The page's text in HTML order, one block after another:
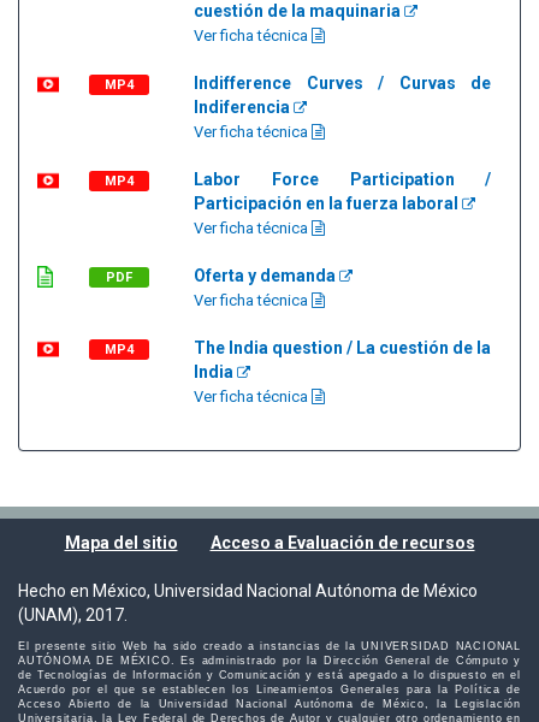
cuestión de la maquinaria
Ver ficha técnica
MP4
Indifference Curves / Curvas de
Indiferencia
Ver ficha técnica
MP4
Labor Force Participation /
Participación en la fuerza laboral
Ver ficha técnica
PDF Oferta y demanda
Ver ficha técnica
MP4
The India question / La cuestión de la
India
Ver ficha técnica
Mapa del sitio Acceso a Evaluación de recursos
Hecho en México, Universidad Nacional Autónoma de México
(UNAM), 2017.
El presente sitio Web ha sido creado a instancias de la UNIVERSIDAD NACIONAL
AUTÓNOMA DE MÉXICO. Es administrado por la Dirección General de Cómputo y
de Tecnologías de Información y Comunicación y está apegado a lo dispuesto en el
Acuerdo por el que se establecen los Lineamientos Generales para la Política de
Acceso Abierto de la Universidad Nacional Autónoma de México, la Legislación
Universitaria, la Ley Federal de Derechos de Autor y cualquier otro ordenamiento en